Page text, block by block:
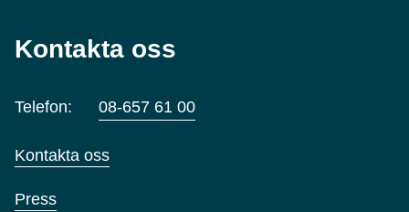
Kontakta oss
Telefon: 08-657 61 00
Kontakta oss
Press